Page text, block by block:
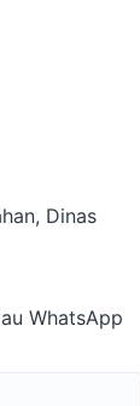
Dinas
WhatsApp